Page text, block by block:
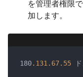
を管理者権限
加します。
180.131 .67.55